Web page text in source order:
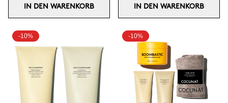
IN DEN WARENKORB IN DEN WARENKORB
-10% -10%